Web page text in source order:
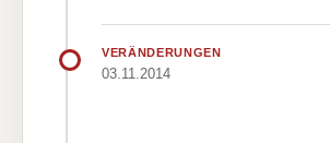
VERÄNDERUNGEN
03.11.2014